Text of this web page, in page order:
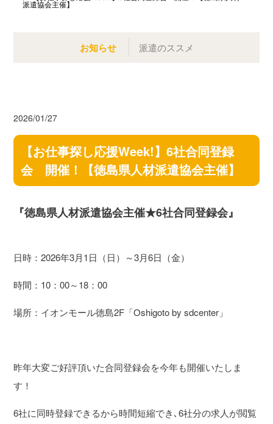
派遣協会主催】
お知らせ 派遣のススメ
2026/01/27
【お仕事探し応援Week!】6社合同登録
会 開催！【徳島県人材派遣協会主催】
『徳島県人材派遣協会主催★6社合同登録会』
日時：2026年3月1日（日）～3月6日（金）
時間：10：00～18：00
場所：イオンモール徳島2F「Oshigoto by sdcenter」
昨年大変ご好評頂いた合同登録会を今年も開催いたしま
す！
6社に同時登録できるから時間短縮でき､6社分の求人が閲覧